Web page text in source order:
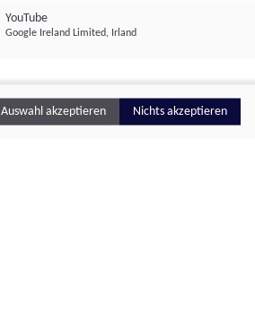
YouTube
Google Ireland Limited, Irland
Auswahl akzeptieren Nichts akzeptieren